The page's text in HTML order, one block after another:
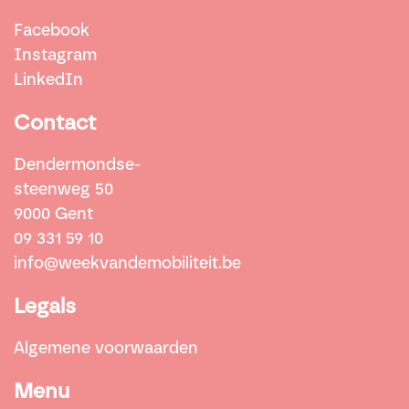
Facebook
Instagram
LinkedIn
Contact
Dendermondse-
steenweg 50
9000 Gent
09 331 59 10
info@weekvandemobiliteit.be
Legals
Algemene voorwaarden
Menu